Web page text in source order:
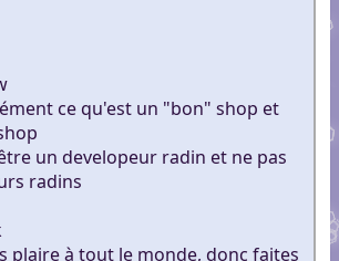
ce qu'est un "bon" shop et
un developeur radin et ne pas
radins
plaire à tout le monde, donc faites